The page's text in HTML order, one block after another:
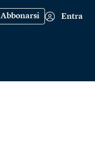
Abbonarsi Entra